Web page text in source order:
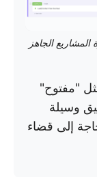
الجاهز
"مفتوح"
وسيلة
إلى قضاء